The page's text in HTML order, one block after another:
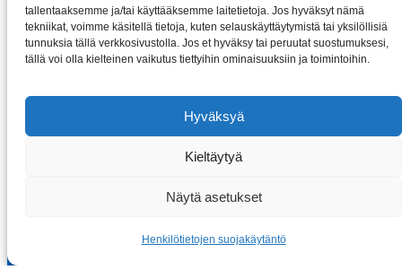
tallentaaksemme ja/tai käyttääksemme laitetietoja. Jos hyväksyt nämä
tekniikat, voimme käsitellä tietoja, kuten selauskäyttäytymistä tai yksilöllisiä
tunnuksia tällä verkkosivustolla. Jos et hyväksy tai peruutat suostumuksesi,
tällä voi olla kielteinen vaikutus tiettyihin ominaisuuksiin ja toimintoihin.
Hyväksyä
Kieltäytyä
Näytä asetukset
Henkilötietojen suojakäytäntö
Kauppa
Copyright © 2026 Sahkomoottorit-vybo.fi | VYBO Electric